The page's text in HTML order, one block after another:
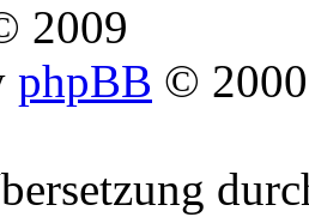
2009
phpBB ©